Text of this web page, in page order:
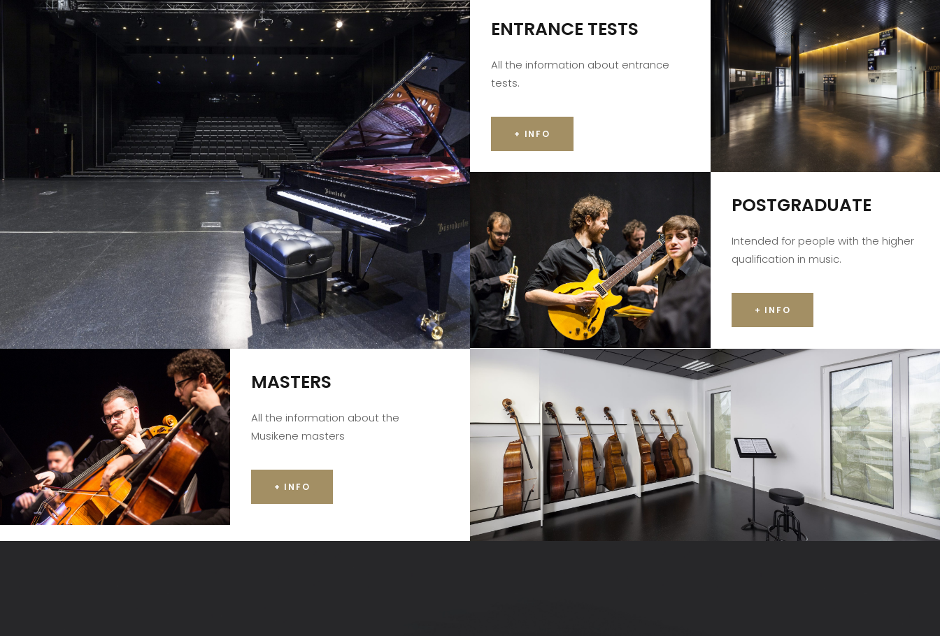
ENTRANCE TESTS
All the information about entrance
tests.
+ INFO
POSTGRADUATE
Intended for people with the higher
qualification in music.
+ INFO
MASTERS
All the information about the
Musikene masters
+ INFO